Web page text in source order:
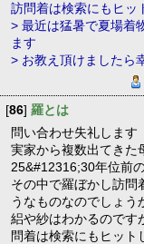
訪問着は検索にもヒッ
> 最近は猛暑で夏場着
ます
> お教え頂けましたら
[86] 羅とは
問い合わせ失礼します
実家から複数出てきた
25&#12316;30年位前
その中で羅ぼかし訪問
うなものなのでしょう
絽や紗はわかるのです
問着は検索にもヒット